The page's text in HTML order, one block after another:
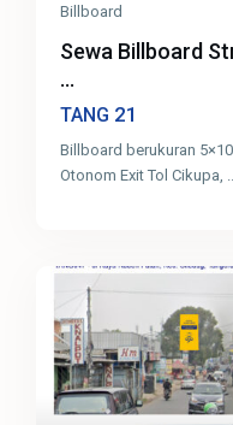
Billboard
Sewa Billboard
...
TANG 21
Billboard berukuran
Otonom Exit Tol Cikupa,